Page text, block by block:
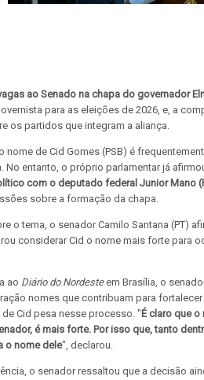
ao Senado na chapa do governador
para as eleições de 2026, e, a
os partidos que integram a aliança.
nome de Cid Gomes (PSB) é
No entanto, o próprio parlamentar já
com o deputado federal Junior Mano
sobre a formação da chapa.
o tema, o senador Camilo Santana (PT)
considerar Cid o nome mais forte para
ao Diário do Nordesteem Brasília, o
nomes que contribuam para
Cid pesa nesse processo. "É claro que
é mais forte. Por isso que, tanto
o nome dele", declarou.
o senador ressaltou que a decisão